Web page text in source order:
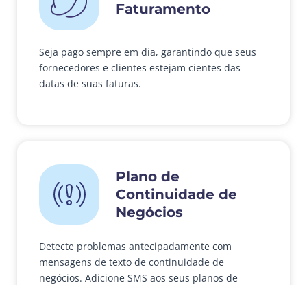
Faturamento
Seja pago sempre em dia, garantindo que seus
fornecedores e clientes estejam cientes das
datas de suas faturas.
Plano de
Continuidade de
Negócios
Detecte problemas antecipadamente com
mensagens de texto de continuidade de
negócios. Adicione SMS aos seus planos de